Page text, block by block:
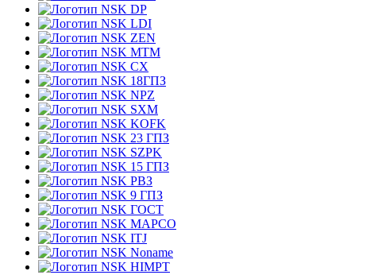
DP
LDI
ZEN
MTM
CX
18ГПЗ
NPZ
SXM
KOFK
23 ГПЗ
SZPK
15 ГПЗ
РВЗ
9 ГПЗ
ГОСТ
MAPCO
ITJ
Noname
HIMPT